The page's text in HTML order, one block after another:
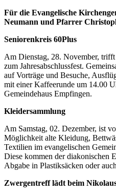
Für die Evangelische
Neumann und Pfarrer
Seniorenkreis 60Plus
Am Dienstag, 28. November,
zum Jahresabschlussfest.
auf Vorträge und Besuche,
mit einer Kaffeerunde um 14.00
Gemeindehaus Empfingen.
Kleidersammlung
Am Samstag, 02. Dezember, ist
Möglichkeit alte Kleidung,
Textilien im evangelischen
Diese kommen der diakonischen
Abgabe in Plastiksäcken oder
Zwergentreff lädt beim